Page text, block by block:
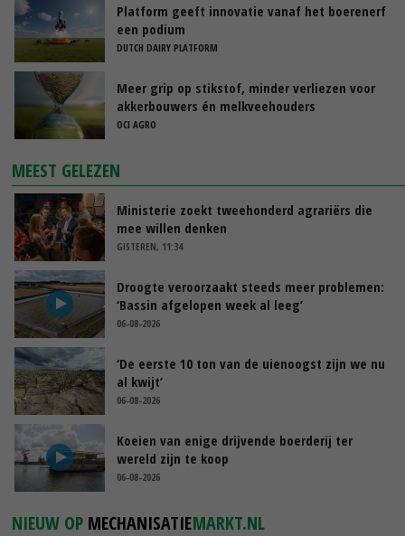
Platform geeft innovatie vanaf het boerenerf
een podium
DUTCH DAIRY PLATFORM
Meer grip op stikstof, minder verliezen voor
akkerbouwers én melkveehouders
OCI AGRO
MEEST GELEZEN
Ministerie zoekt tweehonderd agrariërs die
mee willen denken
GISTEREN, 11:34
Droogte veroorzaakt steeds meer problemen:
‘Bassin afgelopen week al leeg’
06-08-2026
‘De eerste 10 ton van de uienoogst zijn we nu
al kwijt’
06-08-2026
Koeien van enige drijvende boerderij ter
wereld zijn te koop
06-08-2026
NIEUW OP MECHANISATIEMARKT.NL